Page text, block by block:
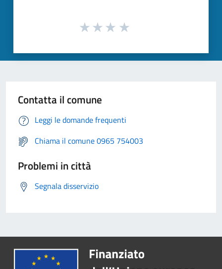
Contatta il comune
Leggi le domande frequenti
Chiama il comune 0965 754003
Problemi in città
Segnala disservizio